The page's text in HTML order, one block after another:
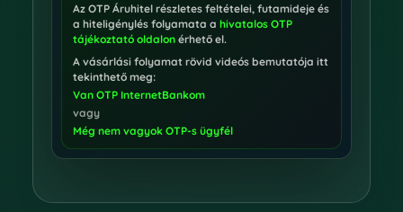
Az OTP Áruhitel részletes feltételei, futamideje és
a hiteligénylés folyamata a hivatalos OTP
tájékoztató oldalonérhető el.
A vásárlási folyamat rövid videós bemutatója itt
tekinthető meg:
Van OTP InternetBankom
vagy
Még nem vagyok OTP-s ügyfél